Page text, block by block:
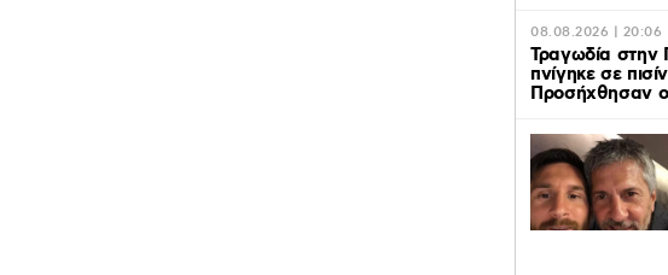
08.08.2026 | 20:06
Τραγωδία στην
πνίγηκε σε
Προσήχθησαν ο